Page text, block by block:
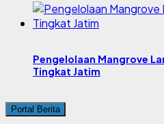
Pengelolaan Mangrove
Tingkat Jatim
Portal Berita